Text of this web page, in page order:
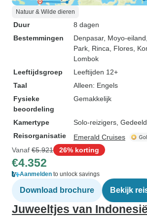
Natuur & Wilde dieren
Duur
8 dagen
Bestemmingen
Denpasar, Moyo-eiland
Park , Rinca , Flores ,
Lombok
Leeftijdsgroep
Leeftijden 12+
Taal
Alleen: Engels
Fysieke
beoordeling
Gemakkelijk
Kamertype
Solo-reizigers,
Reisorganisatie
Emerald Cruises
Vanaf €5.921 26% korting
€4.352
Aanmelden to unlock savings
Download brochure Bekijk
Juweeltjes van